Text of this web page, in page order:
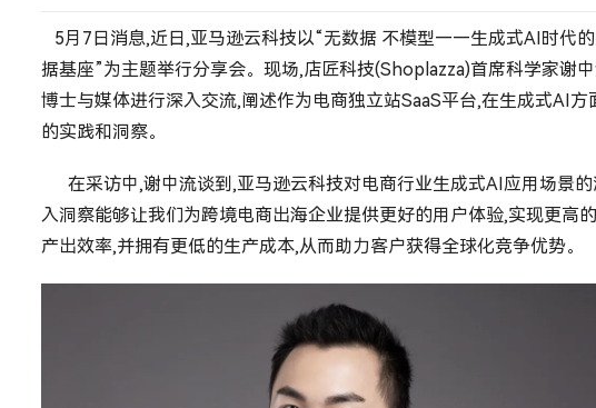
5月7日消息,近日,亚马逊云科技以“无数据 不模型——生成式AI时代
据基座”为主题举行分享会。现场,店匠科技(Shoplazza)首席科学家谢
博士与媒体进行深入交流,阐述作为电商独立站SaaS平台,在生成式AI方
的实践和洞察。
在采访中,谢中流谈到,亚马逊云科技对电商行业生成式AI应用场景的
入洞察能够让我们为跨境电商出海企业提供更好的用户体验,实现更高的
产出效率,并拥有更低的生产成本,从而助力客户获得全球化竞争优势。